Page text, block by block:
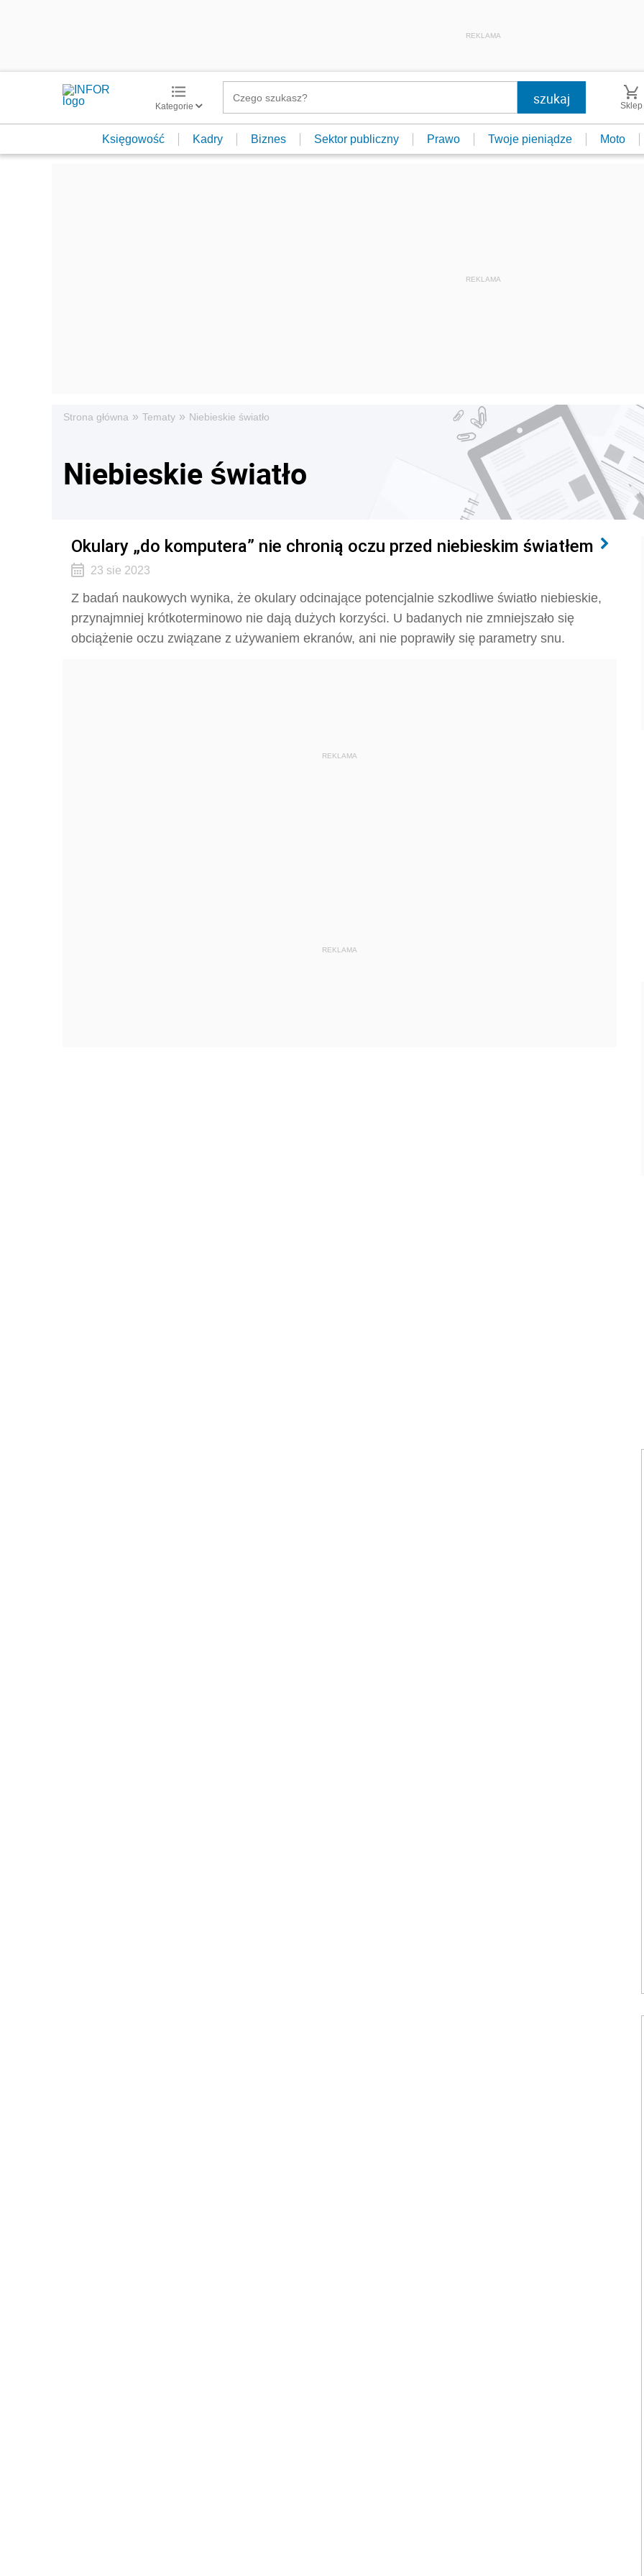
REKLAMA
Kategorie Sklep
Księgowość Kadry Biznes Sektor publiczny Prawo Twoje pieniądze Moto
Strona główna » Tematy » Niebieskie światło
Niebieskie światło
Okulary „do komputera” nie chronią oczu przed niebieskim światłem
23 sie 2023
Z badań naukowych wynika, że okulary odcinające potencjalnie szkodliwe światło niebieskie,
przynajmniej krótkoterminowo nie dają dużych korzyści. U badanych nie zmniejszało się
obciążenie oczu związane z używaniem ekranów, ani nie poprawiły się parametry snu.
REKLAMA
REKLAMA